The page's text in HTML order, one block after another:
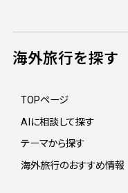
海外旅行を探す
TOPページ
AIに相談して探す
テーマから探す
海外旅行のおすすめ情報